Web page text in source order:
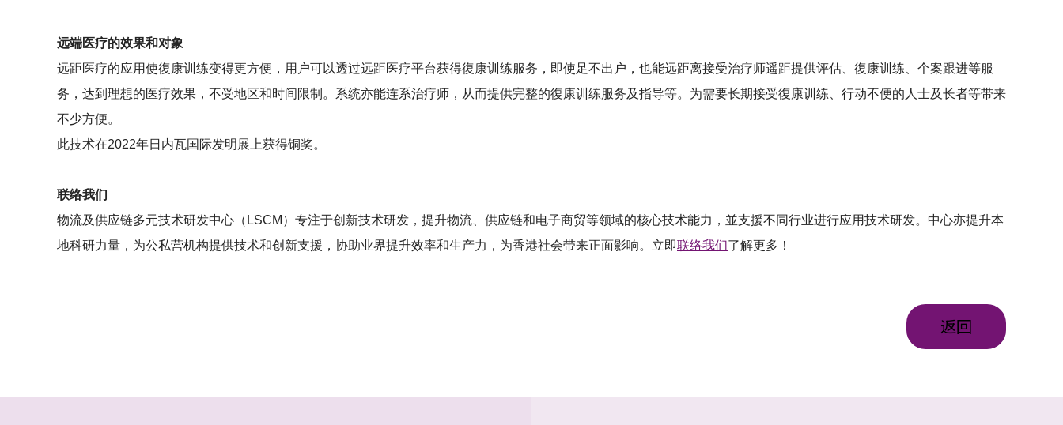
远端医疗的效果和对象
远距医疗的应用使復康训练变得更方便，用户可以透过远距医疗平台获得復康训练服务，即使足不出户，也能远距离接受治疗师遥距提供评估、復康训练、个案跟进等服
务，达到理想的医疗效果，不受地区和时间限制。系统亦能连系治疗师，从而提供完整的復康训练服务及指导等。为需要长期接受復康训练、行动不便的人士及长者等带来
不少方便。
此技术在2022年日内瓦国际发明展上获得铜奖。
联络我们
物流及供应链多元技术研发中心（LSCM）专注于创新技术研发，提升物流、供应链和电子商贸等领域的核心技术能力，並支援不同行业进行应用技术研发。中心亦提升本
地科研力量，为公私营机构提供技术和创新支援，协助业界提升效率和生产力，为香港社会带来正面影响。立即联络我们了解更多！
返回